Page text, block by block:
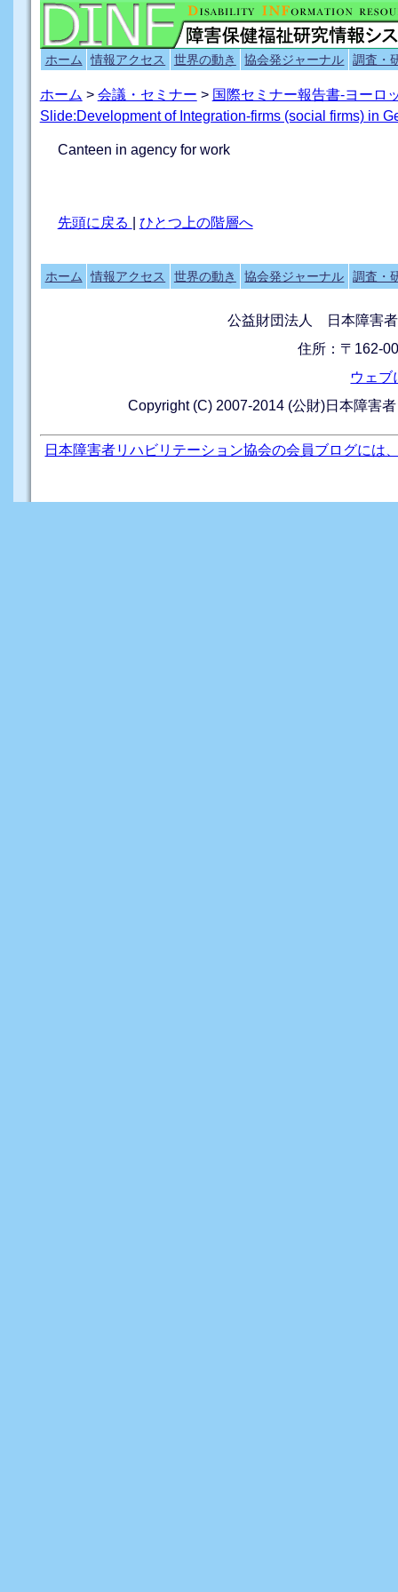
ホーム 情報アクセス 世界の動き 協会発ジャーナル 調査・
ホーム > 会議・セミナー > 国際セミナー報告書-ヨーロ
Slide:Development of Integration-firms (social firms) in
Canteen in agency for work
先頭に戻る ひとつ上の階層へ
ホーム 情報アクセス 世界の動き 協会発ジャーナル 調査・
公益財団法人 日本障害
住所：〒162-
ウェブ
Copyright (C) 2007-2014 (公財)日本障害
日本障害者リハビリテーション協会の会員ブログには